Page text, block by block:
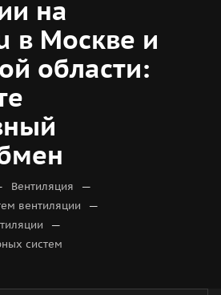
на
в Москве и
области:
Вентиляция —
вентиляции —
—
систем